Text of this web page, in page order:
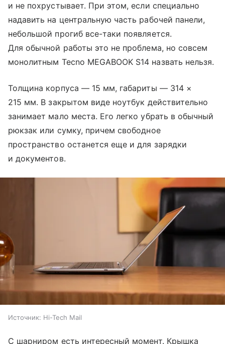
и не похрустывает. При этом, если специально
надавить на центральную часть рабочей панели,
небольшой прогиб все-таки появляется.
Для обычной работы это не проблема, но совсем
монолитным Tecno MEGABOOK S14 назвать нельзя.
Толщина корпуса — 15 мм, габариты — 314 ×
215 мм. В закрытом виде ноутбук действительно
занимает мало места. Его легко убрать в обычный
рюкзак или сумку, причем свободное
пространство останется еще и для зарядки
и документов.
Источник: Hi-Tech Mail
С шарниром есть интересный момент. Крышка